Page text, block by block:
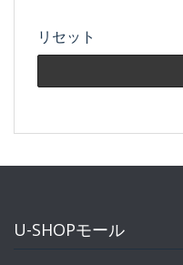
リセット
U-SHOPモール